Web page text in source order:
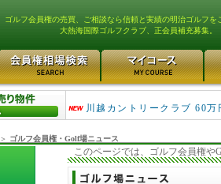
ゴルフ会員権の売買、ご相談なら信頼と実績の明治ゴルフを
大熱海国際ゴルフクラブ、正会員補充募集。
津久井湖ゴルフ倶楽部 80万
川越カントリークラブ 60万
＞ ゴルフ会員権・Golf場ニュース
このページでは、ゴルフ会員権や